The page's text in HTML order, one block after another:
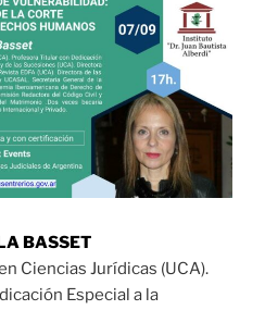
BASSET
Ciencias Jurídicas (UCA).
Especial a la